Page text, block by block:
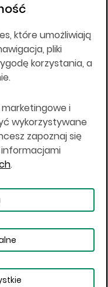
KNF z dnia
stronie w tym
nie są
w której
lub w
produktów
w której nie
obowiązujące
jest możliwe
które umożliwiają
pliki
korzystania, a
i
wykorzystywane
zapoznaj się
.